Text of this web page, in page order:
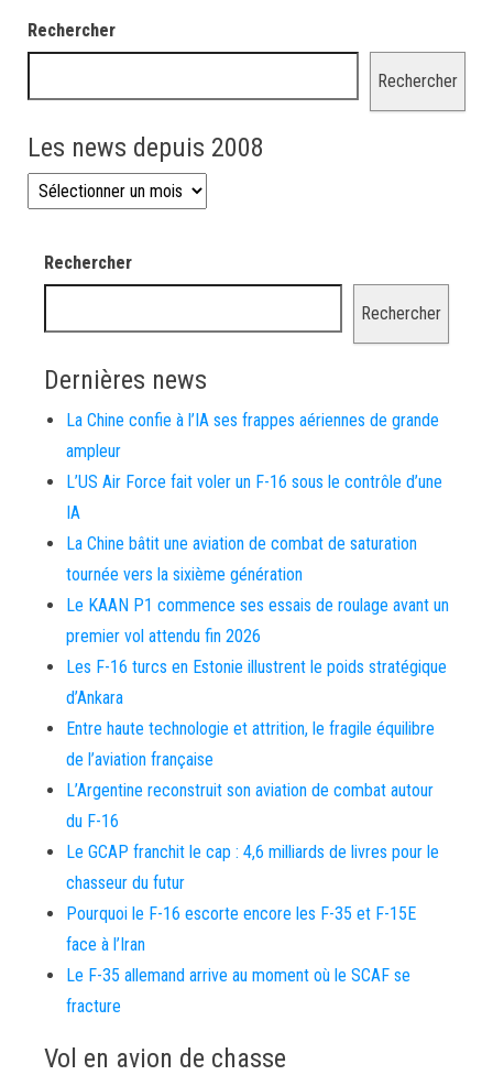
Rechercher
Rechercher
Les news depuis 2008
Les news depuis 2008
Rechercher
Rechercher
Dernières news
La Chine confie à l’IA ses frappes aériennes de grande
ampleur
L’US Air Force fait voler un F-16 sous le contrôle d’une
IA
La Chine bâtit une aviation de combat de saturation
tournée vers la sixième génération
Le KAAN P1 commence ses essais de roulage avant un
premier vol attendu fin 2026
Les F-16 turcs en Estonie illustrent le poids stratégique
d’Ankara
Entre haute technologie et attrition, le fragile équilibre
de l’aviation française
L’Argentine reconstruit son aviation de combat autour
du F-16
Le GCAP franchit le cap : 4,6 milliards de livres pour le
chasseur du futur
Pourquoi le F-16 escorte encore les F-35 et F-15E
face à l’Iran
Le F-35 allemand arrive au moment où le SCAF se
fracture
Vol en avion de chasse